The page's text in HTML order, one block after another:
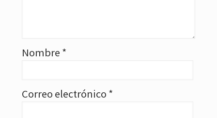
Nombre *
Correo electrónico *